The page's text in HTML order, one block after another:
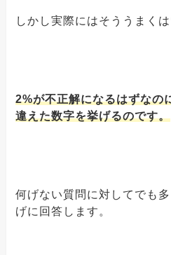
しかし実際にはそううまくは
2%が不正解になるはずなの
違えた数字を挙げるのです。
何げない質問に対してでも
げに回答します。